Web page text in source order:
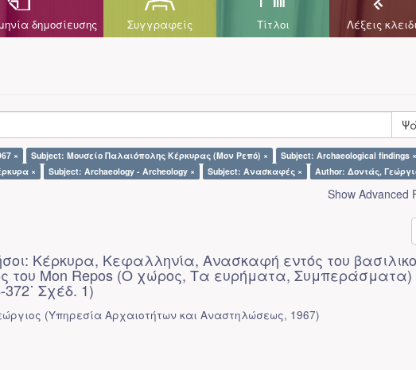
δημοσίευσης Συγγραφείς Τίτλοι Λέξεις
× Subject: Μουσείο Παλαιόπολης Κέρκυρας (Μον Ρεπό) ×
Subject: Archaeological findings ×
× Subject: Archaeology - Archeology × Subject: Ανασκαφές × Author: Δοντάς,
Show Advanced
Κέρκυρα, Κεφαλληνία, Ανασκαφή εντός του
του Mon Repos (Ο χώρος, Τα ευρήματα, Συμπεράσματα)
372˙ Σχέδ. 1)
(Υπηρεσία Αρχαιοτήτων και Αναστηλώσεως, 1967)